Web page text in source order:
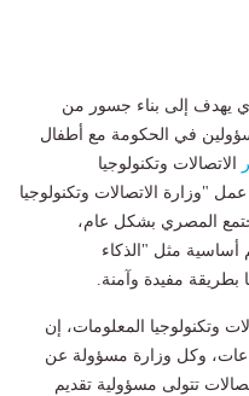
يهدف إلى بناء جسور من
في الحكومة مع أطفال
الاتصالات وتكنولوجيا
"وزارة الاتصالات وتكنولوجيا
المصري بشكل عام،
مثل "الذكاء
بطريقة مفيدة وآمنة.
وتكنولوجيا المعلومات، إن
وكل وزارة مسؤولة عن
تتولى مسؤولية تقديم